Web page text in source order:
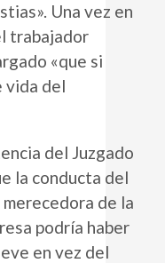
Una vez en
trabajador
«que si
vida del
del Juzgado
la conducta del
de la
podría haber
en vez del